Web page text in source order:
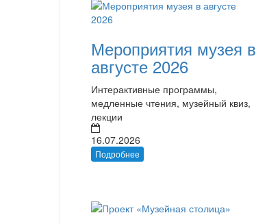
Мероприятия музея в
августе 2026
Интерактивные программы,
медленные чтения, музейный квиз,
лекции
16.07.2026
Подробнее